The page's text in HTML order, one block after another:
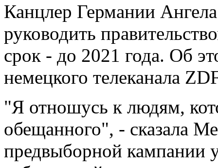
Канцлер Германии
руководить
срок - до 2021 года. Об
немецкого телеканала
"Я отношусь к людям,
обещанного", - сказала
предвыборной кампании